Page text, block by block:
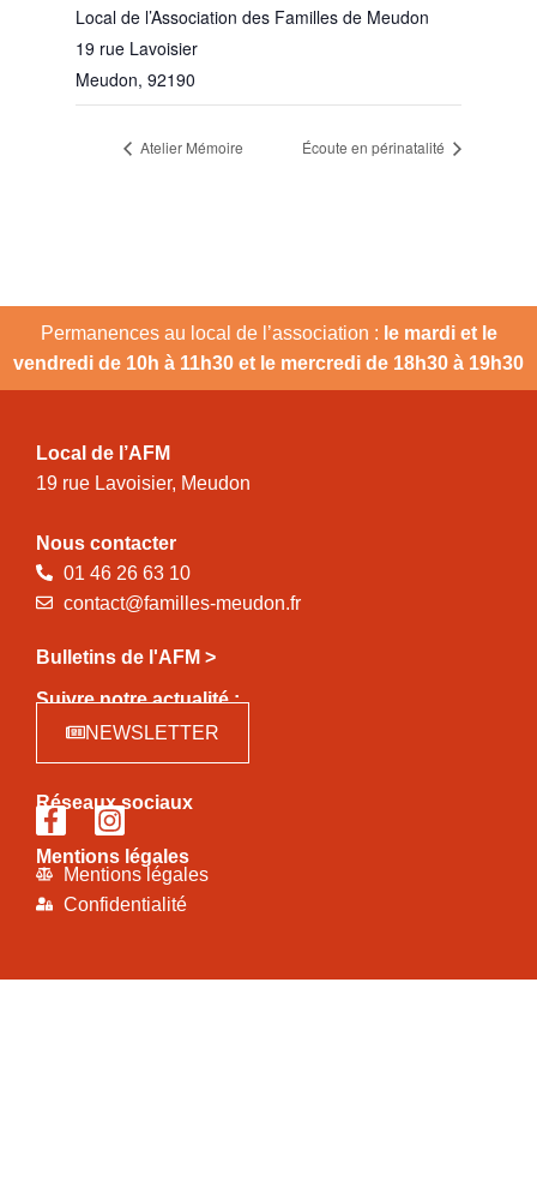
Local de l’Association des Familles de Meudon
19 rue Lavoisier
Meudon, 92190
Atelier Mémoire Écoute en périnatalité
Permanences au local de l’association : le mardi et le
vendredi de 10h à 11h30 et le mercredi de 18h30 à 19h30
Local de l’AFM
19 rue Lavoisier, Meudon
Nous contacter
01 46 26 63 10
contact@familles-meudon.fr
Bulletins de l'AFM >
Suivre notre actualité :
NEWSLETTER
Réseaux sociaux
Mentions légales
Mentions légales
Confidentialité